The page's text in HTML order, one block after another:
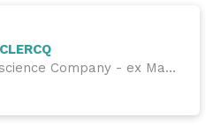
Company - ex Ma Boite à Moustique